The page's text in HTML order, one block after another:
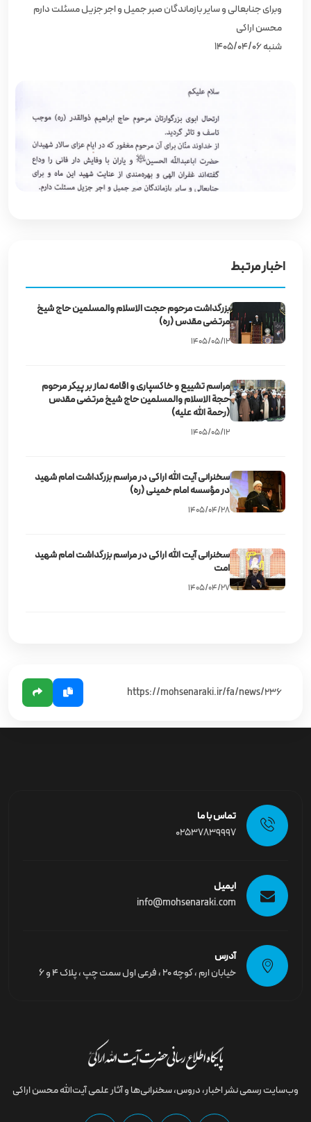
وبرای جنابعالی و سایر بازماندگان صبر جمیل و اجر جزیل مسئلت دارم
محسن اراکی
شنبه 1405/04/06
اخبار مرتبط
بزرگداشت مرحوم حجت‌ الاسلام والمسلمین حاج شیخ
مرتضی مقدس (ره)
۱۴۰۵/۰۵/۱۲
مراسم تشییع و خاکسپاری و اقامه نماز بر پیکر مرحوم
حجة الاسلام والمسلمین حاج شیخ مرتضی مقدس
(رحمة الله علیه)
۱۴۰۵/۰۵/۱۲
سخنرانی آیت‌ الله اراکی در مراسم بزرگداشت امام شهید
در مؤسسه امام خمینی (ره)
۱۴۰۵/۰۴/۲۸
سخنرانی آیت‌ الله اراکی در مراسم بزرگداشت امام شهید
امت
۱۴۰۵/۰۴/۲۷
تماس با ما
02537839997
ایمیل
info@mohsenaraki.com
آدرس
خیابان ارم ، کوچه ۲۰ ، فرعی اول سمت چپ ، پلاک ۴ و ۶
وب‌سایت رسمى نشر اخبار، دروس، سخنرانی‌ها و آثار علمی آیت‌الله محسن اراکی